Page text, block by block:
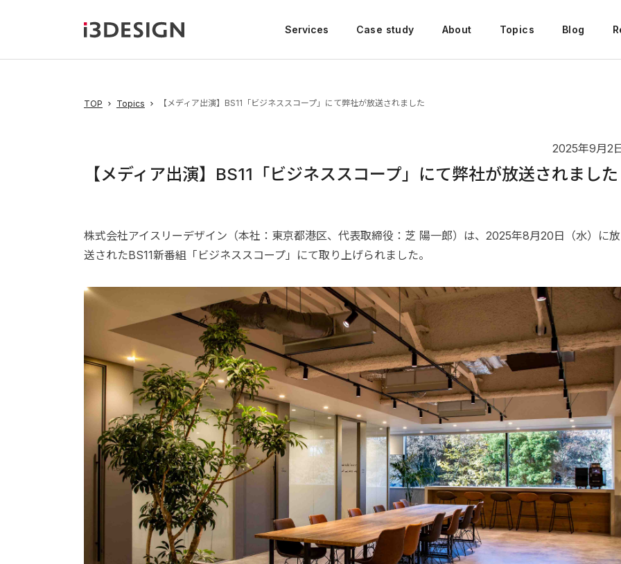
Services Case study About Topics Blog
TOP Topics 【メディア出演】BS11「ビジネススコープ」にて弊社が放送されました
2025年9月2
【メディア出演】BS11「ビジネススコープ」にて弊社が放送されました
株式会社アイスリーデザイン（本社：東京都港区、代表取締役：芝 陽一郎）は、2025年8月20日（水）に放
送されたBS11新番組「ビジネススコープ」にて取り上げられました。